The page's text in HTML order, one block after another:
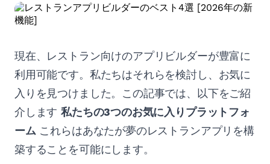
現在、レストラン向けのアプリビルダーが豊富に
利用可能です。私たちはそれらを検討し、お気に
入りを見つけました。この記事では、以下をご紹
介します私たちの3つのお気に入りプラットフォ
ーム これらはあなたが夢のレストランアプリを構
築することを可能にします。